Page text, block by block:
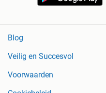
Blog
Veilig en Succesvol
Voorwaarden